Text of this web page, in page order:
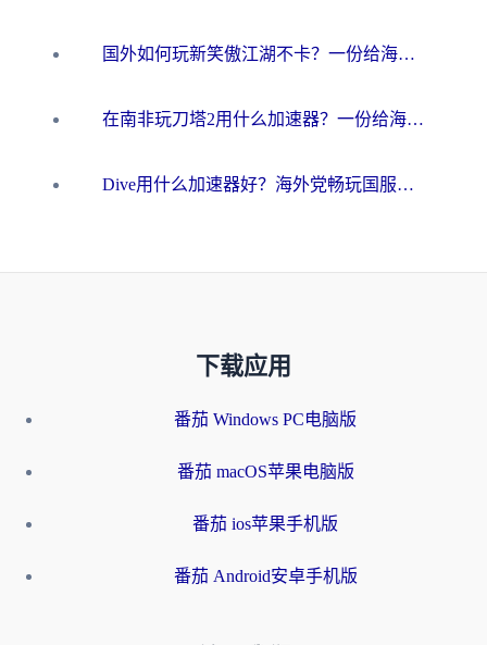
国外如何玩新笑傲江湖不卡？一份给海外游子的终极网络指南
在南非玩刀塔2用什么加速器？一份给海外游子的终极生存指南
Dive用什么加速器好？海外党畅玩国服游戏的终极避坑指南
下载应用
番茄 Windows PC电脑版
番茄 macOS苹果电脑版
番茄 ios苹果手机版
番茄 Android安卓手机版